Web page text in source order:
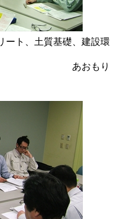
ト、土質基礎、建設環
り